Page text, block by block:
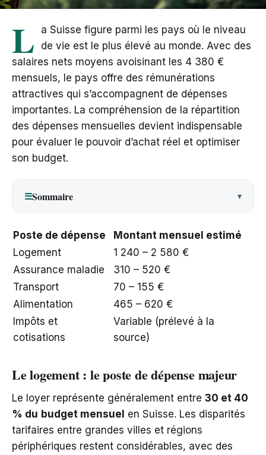
L
a Suisse figure parmi les pays où le niveau
de vie est le plus élevé au monde. Avec des
salaires nets moyens avoisinant les 4 380 €
mensuels, le pays offre des rémunérations
attractives qui s’accompagnent de dépenses
importantes. La compréhension de la répartition
des dépenses mensuelles devient indispensable
pour évaluer le pouvoir d’achat réel et optimiser
son budget.
☰Sommaire
Poste de dépense
Montant mensuel estimé
Logement
1 240 – 2 580 €
Assurance maladie
310 – 520 €
Transport
70 – 155 €
Alimentation
465 – 620 €
Impôts et
cotisations
Variable (prélevé à la
source)
Le logement : le poste de dépense majeur
Le loyer représente généralement entre 30 et 40
% du budget mensuel en Suisse. Les disparités
tarifaires entre grandes villes et régions
périphériques restent considérables, avec des